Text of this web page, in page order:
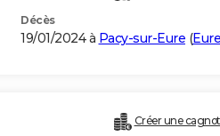
Décès
19/01/2024 à Pacy-sur-Eure (Eure
Créer une